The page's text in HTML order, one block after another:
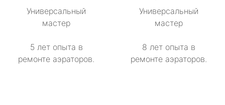
Универсальный
мастер
5 лет опыта в
ремонте аэраторов.
Универсальный
мастер
8 лет опыта в
ремонте аэраторов.